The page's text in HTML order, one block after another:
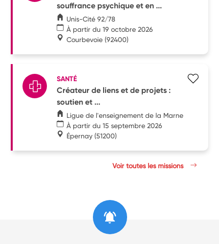
souffrance psychique et en ...
Unis-Cité 92/78
À partir du 19 octobre 2026
Courbevoie (92400)
SANTÉ
Créateur de liens et de projets :
soutien et ...
Ligue de l'enseignement de la Marne
À partir du 15 septembre 2026
Épernay (51200)
Voir toutes les missions